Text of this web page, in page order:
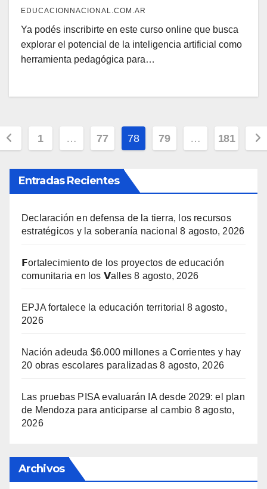
EDUCACIONNACIONAL.COM.AR
Ya podés inscribirte en este curso online que busca
explorar el potencial de la inteligencia artificial como
herramienta pedagógica para…
1 … 77 78 79 … 181
Entradas Recientes
Declaración en defensa de la tierra, los recursos
estratégicos y la soberanía nacional 8 agosto, 2026
𝗙ortalecimiento de los proyectos de educación
comunitaria en los 𝗩alles 8 agosto, 2026
EPJA fortalece la educación territorial 8 agosto,
2026
Nación adeuda $6.000 millones a Corrientes y hay
20 obras escolares paralizadas 8 agosto, 2026
Las pruebas PISA evaluarán IA desde 2029: el plan
de Mendoza para anticiparse al cambio 8 agosto,
2026
Archivos